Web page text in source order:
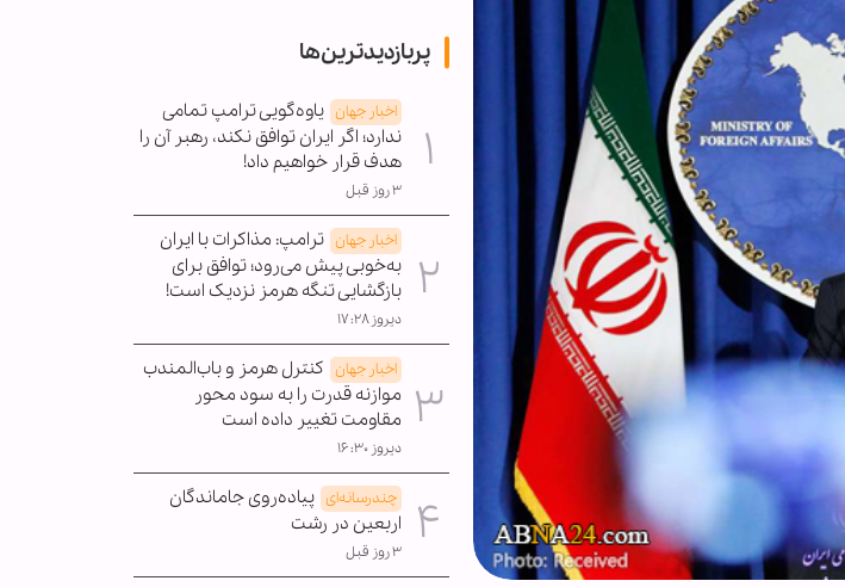
پربازدیدترین‌ها
اخبار جهان یاوه‌گویی ترامپ تمامی
ندارد؛ اگر ایران توافق نکند، رهبر آن را
هدف قرار خواهیم داد!
۳ روز قبل
اخبار جهان ترامپ: مذاکرات با ایران
به‌خوبی پیش می‌رود؛ توافق برای
بازگشایی تنگه هرمز نزدیک است!
دیروز ۱۷:۲۸
اخبار جهان کنترل هرمز و باب‌المندب
موازنه قدرت را به سود محور
مقاومت تغییر داده است
دیروز ۱۶:۳۰
چندرسانه‌ای پیاده‌روی جاماندگان
اربعین در رشت
۳ روز قبل